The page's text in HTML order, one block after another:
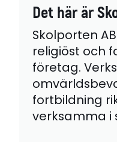
Det här är
Skolporten
religiöst och
företag.
fortbildning
verksamma i